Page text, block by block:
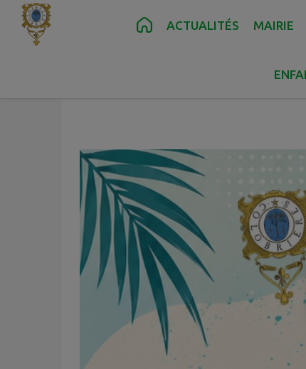
Contenu Recherche Pied de page
ACTUALITÉS MAIRIE